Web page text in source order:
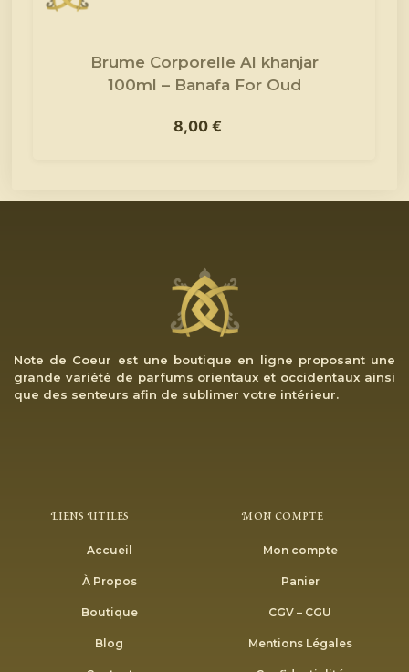
Brume Corporelle Al khanjar
100ml – Banafa For Oud
8,00 €
Note de Coeur est une boutique en ligne proposant une
grande variété de parfums orientaux et occidentaux ainsi
que des senteurs afin de sublimer votre intérieur.
Liens Utiles
Accueil
À Propos
Boutique
Blog
Mon Compte
Mon compte
Panier
CGV – CGU
Mentions Légales